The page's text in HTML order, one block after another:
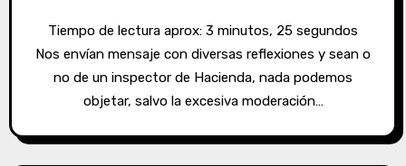
Tiempo de lectura aprox: 3 minutos, 25 segundos
Nos envían mensaje con diversas reflexiones y sean o
no de un inspector de Hacienda, nada podemos
objetar, salvo la excesiva moderación…